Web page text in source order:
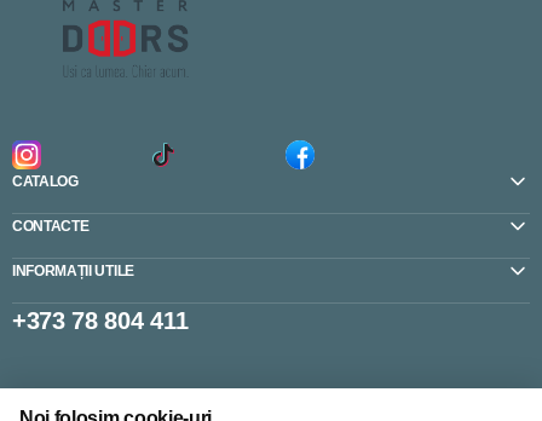
CATALOG
CONTACTE
INFORMAȚII UTILE
+373 78 804 411
Setări cookie-uri